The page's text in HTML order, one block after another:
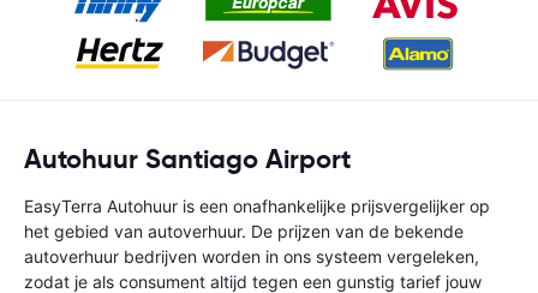
Autohuur Santiago Airport
EasyTerra Autohuur is een onafhankelijke prijsvergelijker op
het gebied van autoverhuur. De prijzen van de bekende
autoverhuur bedrijven worden in ons systeem vergeleken,
zodat je als consument altijd tegen een gunstig tarief jouw